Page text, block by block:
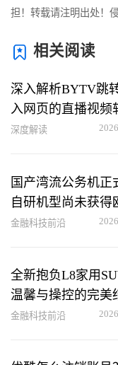
担！转载请注明出处！侵
相关阅读
深入解析BYTV跳
入网页的直播视频
深度解读
国产湾流公务机正
自研机型尚未获得
金融科技前沿
全新抱负L8家用
温馨与操控的完美
金融科技前沿